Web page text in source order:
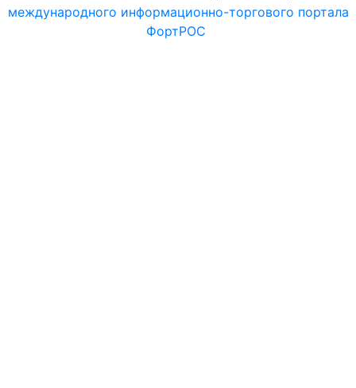
международного информационно-торгового портала
ФортРОС